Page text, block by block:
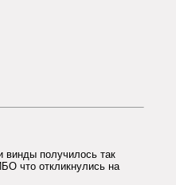
винды получилось так
что откликнулись на